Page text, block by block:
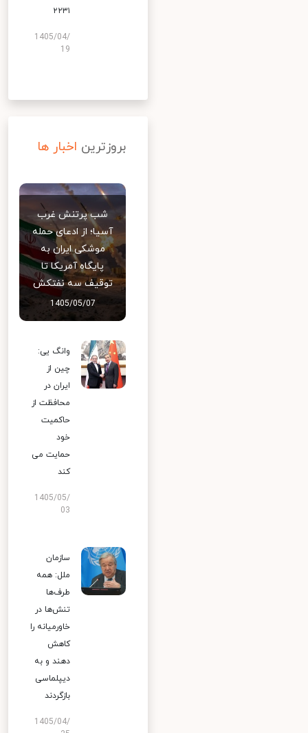
۲۲۳۱
1405/04/
19
بروزترین اخبار ها
شب پرتنش غرب
آسیا؛ از ادعای حمله
موشکی ایران به
پایگاه آمریکا تا
توقیف سه نفتکش
1405/05/07
وانگ یی:
چین از
ایران در
محافظت از
حاکمیت
خود
حمایت می
کند
1405/05/
03
سازمان
ملل: همه
طرف‌ها
تنش‌ها در
خاورمیانه را
کاهش
دهند و به
دیپلماسی
بازگردند
1405/04/